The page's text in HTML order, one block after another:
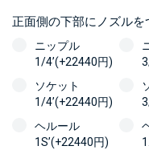
正面側の下部にノズルを
ニップル
1/4’(+22440円)
ソケット
1/4’(+22440円)
ヘルール
1S’(+22440円)